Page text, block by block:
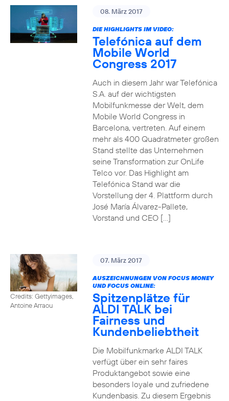
08. März 2017
DIE HIGHLIGHTS IM VIDEO:
Telefónica auf dem
Mobile World
Congress 2017
Auch in diesem Jahr war Telefónica
S.A. auf der wichtigsten
Mobilfunkmesse der Welt, dem
Mobile World Congress in
Barcelona, vertreten. Auf einem
mehr als 400 Quadratmeter großen
Stand stellte das Unternehmen
seine Transformation zur OnLife
Telco vor. Das Highlight am
Telefónica Stand war die
Vorstellung der 4. Plattform durch
José María Álvarez-Pallete,
Vorstand und CEO […]
Credits: Gettyimages,
Antoine Arraou
07. März 2017
AUSZEICHNUNGEN VON FOCUS MONEY
UND FOCUS ONLINE:
Spitzenplätze für
ALDI TALK bei
Fairness und
Kundenbeliebtheit
Die Mobilfunkmarke ALDI TALK
verfügt über ein sehr faires
Produktangebot sowie eine
besonders loyale und zufriedene
Kundenbasis. Zu diesem Ergebnis